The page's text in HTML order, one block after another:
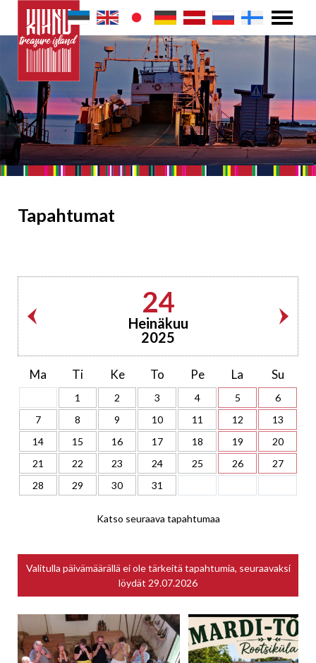
Tapahtumat
24
Heinäkuu
2025
Ma Ti Ke To Pe La Su
1 2 3 4 5
6
7
8 9 10 11 12
13
14
15 16 17 18 19
20
21
22 23 24 25 26
27
28
29 30 31
Katso seuraava tapahtumaa
Valitulla päivämäärällä ei ole tärkeitä tapahtumia, seuraavaksi
löydät 29.07.2026